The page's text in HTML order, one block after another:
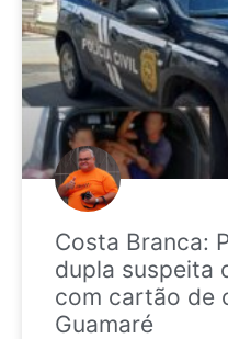
Costa Branca:
dupla suspeita
com cartão de
Guamaré